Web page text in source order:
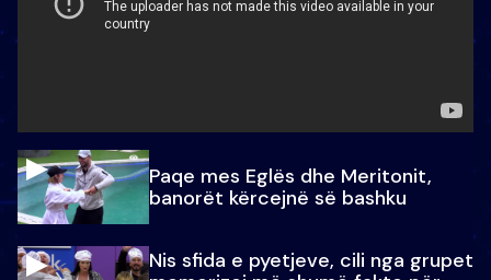
Paqe mes Eglës dhe Meritonit,
banorët kërcejnë së bashku
Nis sfida e pyetjeve, cili nga grupet